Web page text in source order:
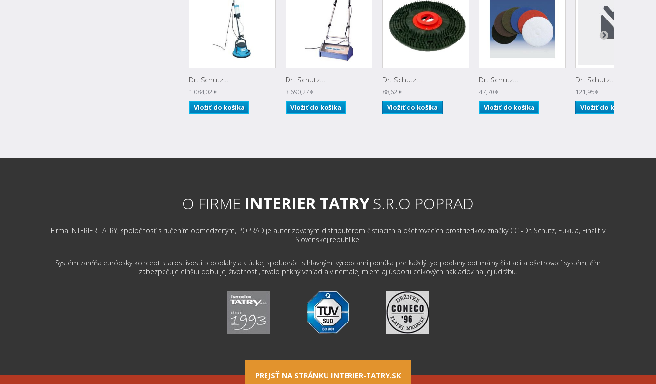
Dr. Schutz...
1 084,02 €
Vložiť do košíka
Dr. Schutz...
3 690,27 €
Vložiť do košíka
Dr. Schutz...
88,62 €
Vložiť do košíka
Dr. Schutz...
47,70 €
Vložiť do košíka
Dr. Schutz...
121,95 €
Vložiť do košíka
O FIRME INTERIER TATRYS.R.O POPRAD
Firma INTERIER TATRY, spoločnosť s ručením obmedzeným, POPRAD je autorizovaným distributérom čistiacich a ošetrovacích prostriedkov značky CC -Dr. Schutz, Eukula, Finalit v
Slovenskej republike.
Systém zahŕňa európsky koncept starostlivosti o podlahy a v úzkej spolupráci s hlavnými výrobcami ponúka pre každý typ podlahy optimálny čistiaci a ošetrovací systém, čím
zabezpečuje dlhšiu dobu jej životnosti, trvalo pekný vzhľad a v nemalej miere aj úsporu celkových nákladov na jej údržbu.
PREJSŤ NA STRÁNKU INTERIER-TATRY.SK